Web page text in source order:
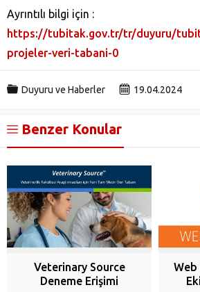
Ayrıntılı bilgi için :
https://tubitak.gov.tr/tr/duyuru/
projeler-veri-tabani-0
Duyuru ve Haberler 19.04.2024
Benzer Konular
Veterinary Source
Deneme Erişimi
Web